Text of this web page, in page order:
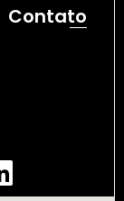
Contato